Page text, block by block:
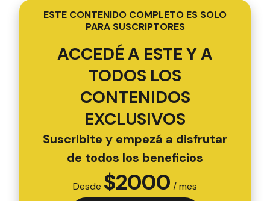
ESTE CONTENIDO COMPLETO ES SOLO
PARA SUSCRIPTORES
ACCEDÉ A ESTE Y A
TODOS LOS
CONTENIDOS
EXCLUSIVOS
Suscribite y empezá a disfrutar
de todos los beneficios
Desde $2000 / mes